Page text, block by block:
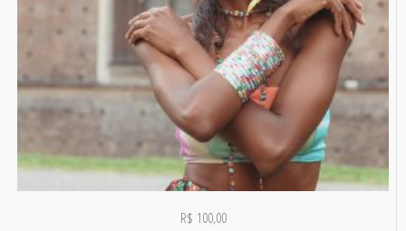
R$ 100,00